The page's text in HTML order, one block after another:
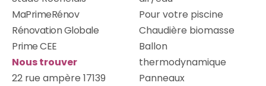
MaPrimeRénov
Rénovation Globale
Prime CEE
Nous trouver
22 rue ampère 17139
Pour votre piscine
Chaudière biomasse
Ballon
thermodynamique
Panneaux